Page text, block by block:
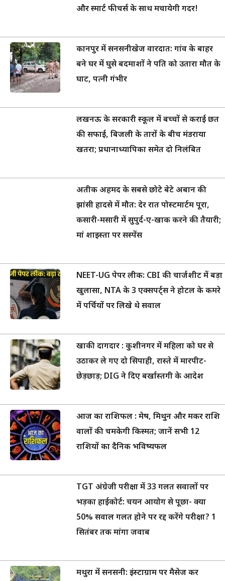
और स्मार्ट फीचर्स के साथ मचायेगी गदर!
कानपुर में सनसनीखेज वारदात: गांव के बाहर
बने घर में घुसे बदमाशों ने पति को उतारा मौत के
घाट, पत्नी गंभीर
लखनऊ के सरकारी स्कूल में बच्चों से कराई छत
की सफाई, बिजली के तारों के बीच मंडराया
खतरा; प्रधानाध्यापिका समेत दो निलंबित
अतीक अहमद के सबसे छोटे बेटे अबान की
झांसी हादसे में मौत: देर रात पोस्टमार्टम पूरा,
कसारी-मसारी में सुपुर्द-ए-खाक करने की तैयारी;
मां शाइस्ता पर सस्पेंस
NEET-UG पेपर लीक: CBI की चार्जशीट में बड़ा
खुलासा, NTA के 3 एक्सपर्ट्स ने होटल के कमरे
में पर्चियों पर लिखे थे सवाल
खाकी दागदार : कुशीनगर में महिला को घर से
उठाकर ले गए दो सिपाही, रास्ते में मारपीट-
छेड़छाड़; DIG ने दिए बर्खास्तगी के आदेश
आज का राशिफल : मेष, मिथुन और मकर राशि
वालों की चमकेगी किस्मत; जानें सभी 12
राशियों का दैनिक भविष्यफल
TGT अंग्रेजी परीक्षा में 33 गलत सवालों पर
भड़का हाईकोर्ट: चयन आयोग से पूछा- क्या
50% सवाल गलत होने पर रद्द करेंगे परीक्षा? 1
सितंबर तक मांगा जवाब
मथुरा में सनसनी: इंस्टाग्राम पर मैसेज कर